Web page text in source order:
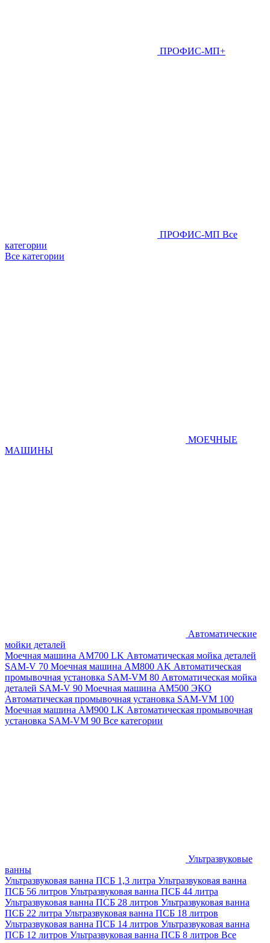
ПРОФИС-МП+
ПРОФИС-МП Все
категории
Все категории
МОЕЧНЫЕ
МАШИНЫ
Автоматические
мойки деталей
Моечная машина AM700 LK Автоматическая мойка деталей
SAM-V 70 Моечная машина АМ800 AK Автоматическая
промывочная установка SAM-VM 80 Автоматическая мойка
деталей SAM-V 90 Моечная машина АМ500 ЭКО
Автоматическая промывочная установка SAM-VM 100
Моечная машина AM900 LK Автоматическая промывочная
установка SAM-VM 90 Все категории
Ультразвуковые
ванны
Ультразвуковая ванна ПСБ 1,3 литра Ультразвуковая ванна
ПСБ 56 литров Ультразвуковая ванна ПСБ 44 литра
Ультразвуковая ванна ПСБ 28 литров Ультразвуковая ванна
ПСБ 22 литра Ультразвуковая ванна ПСБ 18 литров
Ультразвуковая ванна ПСБ 14 литров Ультразвуковая ванна
ПСБ 12 литров Ультразвуковая ванна ПСБ 8 литров Все